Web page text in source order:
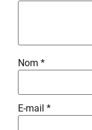
Nom *
E-mail *